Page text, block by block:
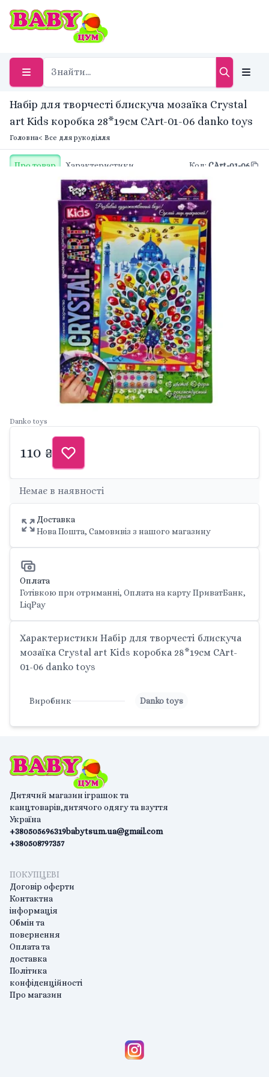
Набір для творчесті блискуча мозаїка Crystal
art Kids коробка 28*19см CArt-01-06 danko toys
Головна< Все для рукоділля
Про товар Характеристики Код: CArt-01-06
Danko toys
110 ₴
Немає в наявності
Доставка
Нова Пошта, Самовивіз з нашого магазину
Оплата
Готівкою при отриманні, Оплата на карту ПриватБанк,
LiqPay
Характеристики Набір для творчесті блискуча
мозаїка Crystal art Kids коробка 28*19см CArt-
01-06 danko toys
Виробник Danko toys
Дитячий магазин іграшок та
канцтоварів,дитячого одягу та взуття
Україна
+380505696319
+380508797357
babytsum.ua@gmail.com
ПОКУПЦЕВІ
Договір оферти
Контактна
інформація
Обмін та
повернення
Оплата та
доставка
Політика
конфіденційності
Про магазин